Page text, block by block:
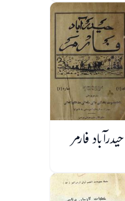
حیدرآباد فارمر